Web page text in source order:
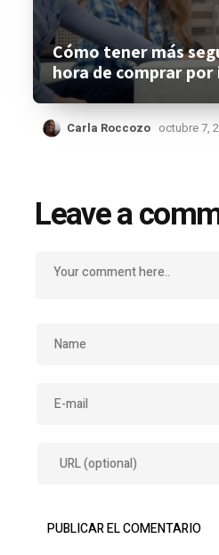
Cómo tener más
hora de comprar
Carla Roccozo octubre 7,
Leave a